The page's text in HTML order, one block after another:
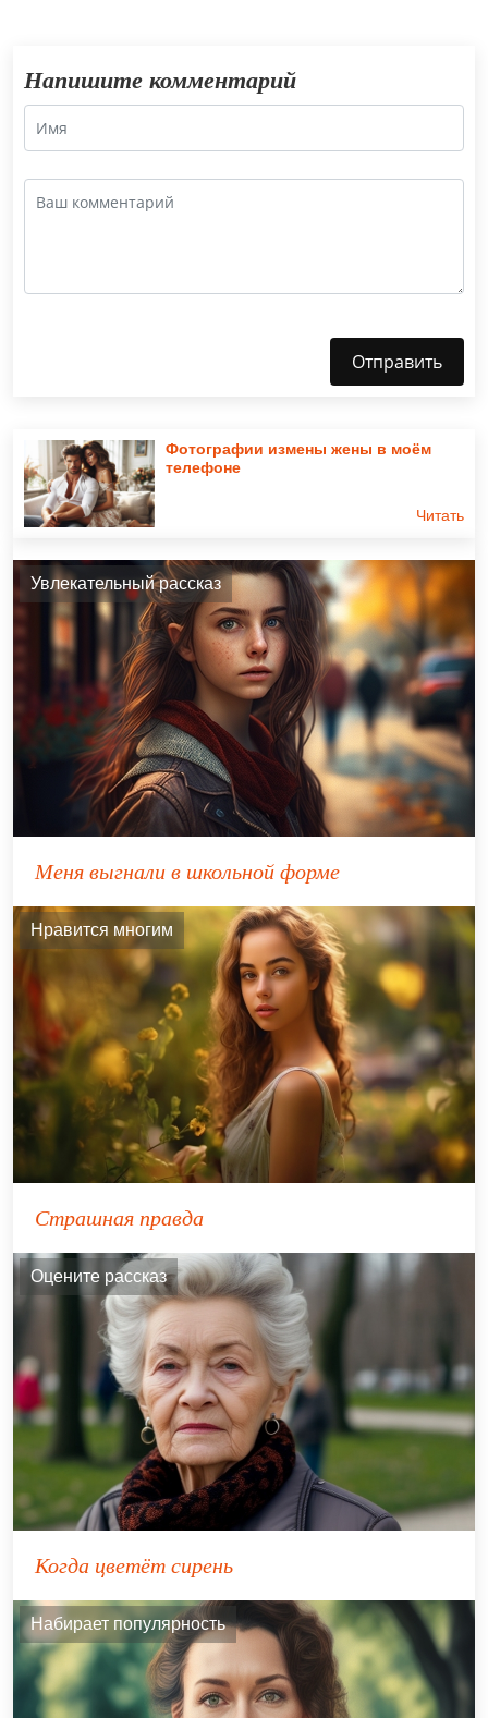
Напишите комментарий
Отправить
Фотографии измены жены в моём
телефоне
Читать
Увлекательный рассказ
Меня выгнали в школьной форме
Нравится многим
Страшная правда
Оцените рассказ
Когда цветёт сирень
Набирает популярность